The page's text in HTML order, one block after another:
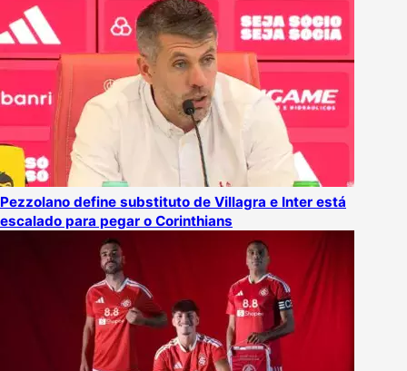
Pezzolano define substituto de Villagra e Inter está
escalado para pegar o Corinthians